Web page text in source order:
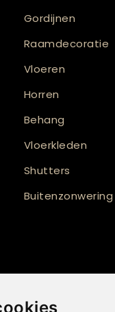
Gordijnen
Raamdecoratie
Vloeren
Horren
Behang
Vloerkleden
Shutters
Buitenzonwering